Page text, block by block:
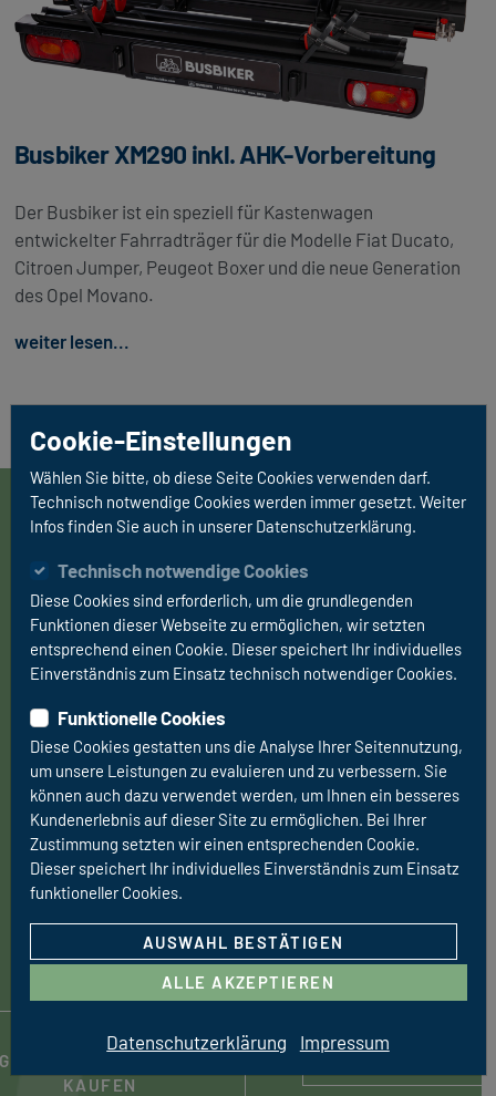
Busbiker XM290 inkl. AHK-Vorbereitung
Der Busbiker ist ein speziell für Kastenwagen
entwickelter Fahrradträger für die Modelle Fiat Ducato,
Citroen Jumper, Peugeot Boxer und die neue Generation
des Opel Movano.
weiter lesen...
Starte dein Abenteuer!
Sie träumen von einem Campingurlaub ?
Doch wie kommt man auch mit kleinem
Geldbeutel an so ein Stückchen Freiheit? Es
muss nicht gleich ein teures Wohnmobil
gekauft werden und günstige unbequeme
Zelte sind ja auch nicht unbedingt
jedermanns Sache. Mieten Sie sich doch
einfach Wohnmobil und erfreuen Sie sich an
der Unabhängigkeit und der Flexibilität auf
Ihrer Urlaubsreise.
NEU- ODER
KAUFEN
MIETFAHRZEUG
Cookie-Einstellungen
Wählen Sie bitte, ob diese Seite Cookies verwenden darf.
Technisch notwendige Cookies werden immer gesetzt. Weiter
Infos finden Sie auch in unserer Datenschutzerklärung.
Technisch notwendige Cookies
Diese Cookies sind erforderlich, um die grundlegenden
Funktionen dieser Webseite zu ermöglichen, wir setzten
entsprechend einen Cookie. Dieser speichert Ihr individuelles
Einverständnis zum Einsatz technisch notwendiger Cookies.
Funktionelle Cookies
Diese Cookies gestatten uns die Analyse Ihrer Seitennutzung,
um unsere Leistungen zu evaluieren und zu verbessern. Sie
können auch dazu verwendet werden, um Ihnen ein besseres
Kundenerlebnis auf dieser Site zu ermöglichen. Bei Ihrer
Zustimmung setzten wir einen entsprechenden Cookie.
Dieser speichert Ihr individuelles Einverständnis zum Einsatz
funktioneller Cookies.
AUSWAHL BESTÄTIGEN
ALLE AKZEPTIEREN
Datenschutzerklärung Impressum